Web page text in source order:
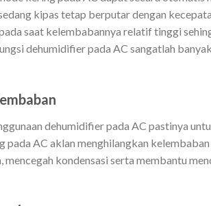
kipas tetap berputar dengan
saat kelembabannya relatif tinggi
dehumidifier pada AC sangatlah
dehumidifier pada AC pastinya
AC aklan menghilangkan
mencegah kondensasi serta membantu